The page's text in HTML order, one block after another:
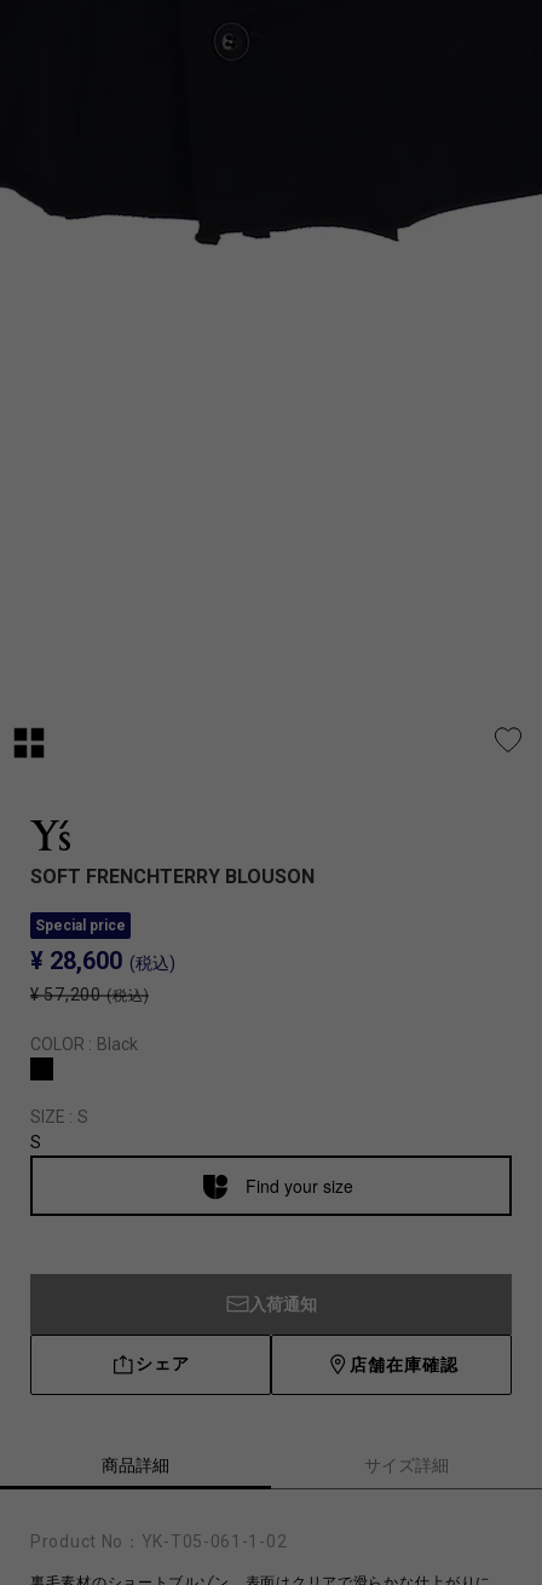
SOFT FRENCHTERRY BLOUSON
Special price
¥ 28,600 (税込)
¥ 57,200 (税込)
COLOR : Black
SIZE : S
S
Find your size
入荷通知
シェア 店舗在庫確認
商品詳細 サイズ詳細
Product No： YK-T05-061-1-02